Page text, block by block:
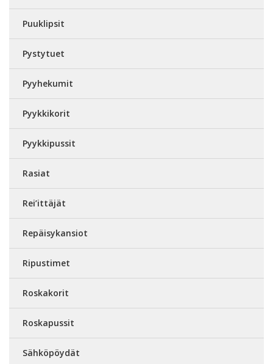
Puuklipsit
Pystytuet
Pyyhekumit
Pyykkikorit
Pyykkipussit
Rasiat
Rei’ittäjät
Repäisykansiot
Ripustimet
Roskakorit
Roskapussit
Sähköpöydät